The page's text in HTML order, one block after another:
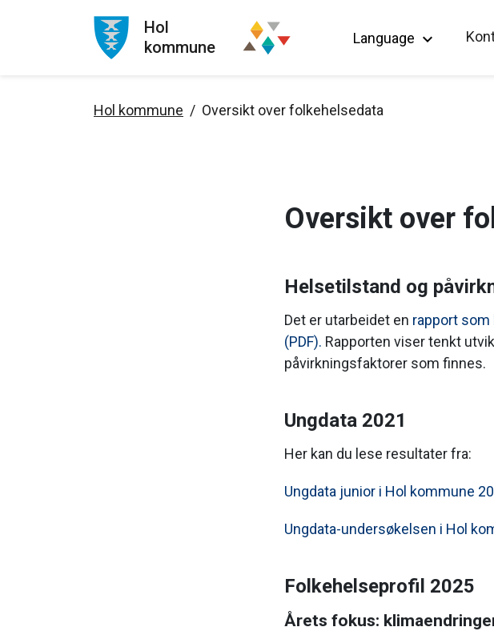
Hol
kommune
Language keyboard_arrow_down
Hol kommune Oversikt over folkehelsedata
Oversikt over
Helsetilstand og
Det er utarbeidet en rapport som
(PDF). Rapporten viser tenkt
påvirkningsfaktorer som finnes.
Ungdata 2021
Her kan du lese resultater fra:
Ungdata junior i Hol kommune
Ungdata-undersøkelsen i Hol
Folkehelseprofil 2025
Årets fokus: